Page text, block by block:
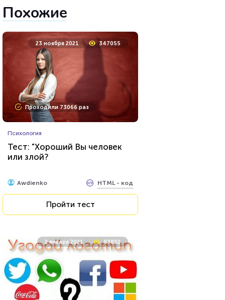
Похожие
23 ноября 2021 347055
Проходили 73066 раз
Психология
Тест: "Хороший Вы человек
или злой?
Awdienko HTML - код
Пройти тест
2 января 2021 83802